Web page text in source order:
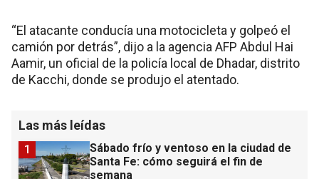
“El atacante conducía una motocicleta y golpeó el
camión por detrás”, dijo a la agencia AFP Abdul Hai
Aamir, un oficial de la policía local de Dhadar, distrito
de Kacchi, donde se produjo el atentado.
Las más leídas
Sábado frío y ventoso en la ciudad de
Santa Fe: cómo seguirá el fin de
semana
1